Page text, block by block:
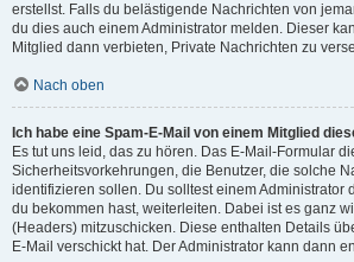
erstellst. Falls du belästigende Nachrichten von
du dies auch einem Administrator melden. Dieser
Mitglied dann verbieten, Private Nachrichten zu
Nach oben
Ich habe eine Spam-E-Mail von einem Mitglied
Es tut uns leid, das zu hören. Das E-Mail-Formular
Sicherheitsvorkehrungen, die Benutzer, die solche
identifizieren sollen. Du solltest einem Administrator
du bekommen hast, weiterleiten. Dabei ist es ganz
(Headers) mitzuschicken. Diese enthalten Details
E-Mail verschickt hat. Der Administrator kann dann